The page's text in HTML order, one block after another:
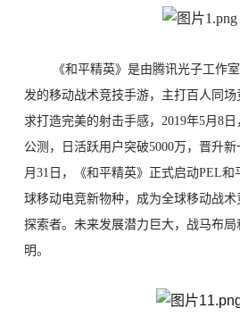
《和平精英》是由腾讯光子工作
发的移动战术竞技手游，主打百人同
求打造完美的射击手感，2019年5月8日
公测，日活跃用户突破5000万，晋升
月31日，《和平精英》正式启动PEL和
球移动电竞新物种，成为全球移动战
探索者。未来发展潜力巨大，战马布
明。